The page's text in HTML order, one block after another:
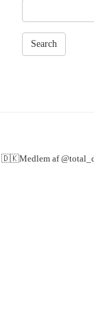
Search
🇩🇰Medlem af